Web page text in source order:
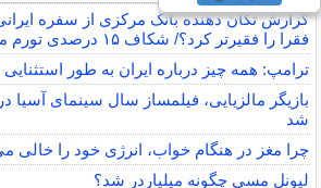
گزارش تکان‌ دهنده بانک مرکزی از سفره
فقرا را فقیرتر کرد؟/ شکاف ۱۵ درصدی تورم میان فقیر و غنی
ترامپ: همه چیز درباره ایران به طور
بازیگر مالزیایی، فیلمساز سال سینمای آسیا
شد
چرا مغز در هنگام خواب، انرژی خود را خالی
لیونل مسی چگونه میلیاردر شد؟